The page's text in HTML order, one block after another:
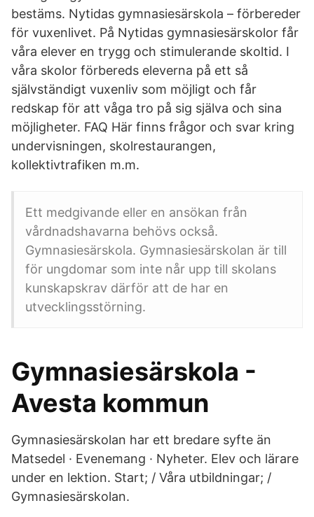
bestäms. Nytidas gymnasiesärskola – förbereder
för vuxenlivet. På Nytidas gymnasiesärskolor får
våra elever en trygg och stimulerande skoltid. I
våra skolor förbereds eleverna på ett så
självständigt vuxenliv som möjligt och får
redskap för att våga tro på sig själva och sina
möjligheter. FAQ Här finns frågor och svar kring
undervisningen, skolrestaurangen,
kollektivtrafiken m.m.
Ett medgivande eller en ansökan från
vårdnadshavarna behövs också.
Gymnasiesärskola. Gymnasiesärskolan är till
för ungdomar som inte når upp till skolans
kunskapskrav därför att de har en
utvecklingsstörning.
Gymnasiesärskola -
Avesta kommun
Gymnasiesärskolan har ett bredare syfte än
Matsedel · Evenemang · Nyheter. Elev och lärare
under en lektion. Start; / Våra utbildningar; /
Gymnasiesärskolan.